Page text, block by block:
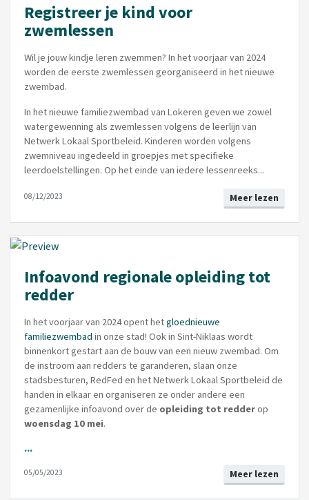
Registreer je kind voor
zwemlessen
Wil je jouw kindje leren zwemmen? In het voorjaar van 2024
worden de eerste zwemlessen georganiseerd in het nieuwe
zwembad.
In het nieuwe familiezwembad van Lokeren geven we zowel
watergewenning als zwemlessen volgens de leerlijn van
Netwerk Lokaal Sportbeleid. Kinderen worden volgens
zwemniveau ingedeeld in groepjes met specifieke
leerdoelstellingen. Op het einde van iedere lessenreeks...
Meer lezen
08/12/2023
Infoavond regionale opleiding tot
redder
In het voorjaar van 2024 opent hetgloednieuwe
familiezwembad in onze stad! Ook in Sint-Niklaas wordt
binnenkort gestart aan de bouw van een nieuw zwembad. Om
de instroom aan redders te garanderen, slaan onze
stadsbesturen, RedFed en het Netwerk Lokaal Sportbeleid de
handen in elkaar en organiseren ze onder andere een
gezamenlijke infoavond over de opleiding tot redderop
woensdag 10 mei.
...
Meer lezen
05/05/2023